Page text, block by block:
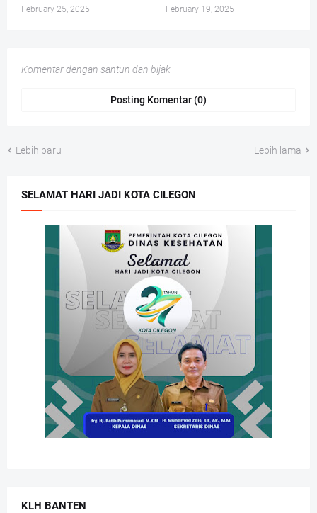
February 25, 2025 February 19, 2025
Komentar dengan santun dan bijak
Posting Komentar (0)
Lebih baru Lebih lama
SELAMAT HARI JADI KOTA CILEGON
KLH BANTEN